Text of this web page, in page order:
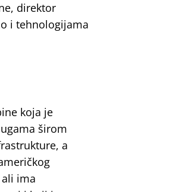
direktor
i tehnologijama
koja je
širom
a
ima